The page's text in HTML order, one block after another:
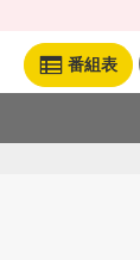
番組表